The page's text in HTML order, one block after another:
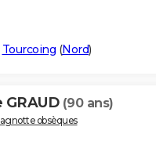
Tourcoing (Nord)
(90 ans)
obsèques